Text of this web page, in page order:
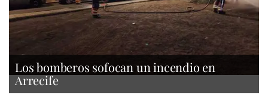
Los bomberos sofocan un incendio en
Arrecife